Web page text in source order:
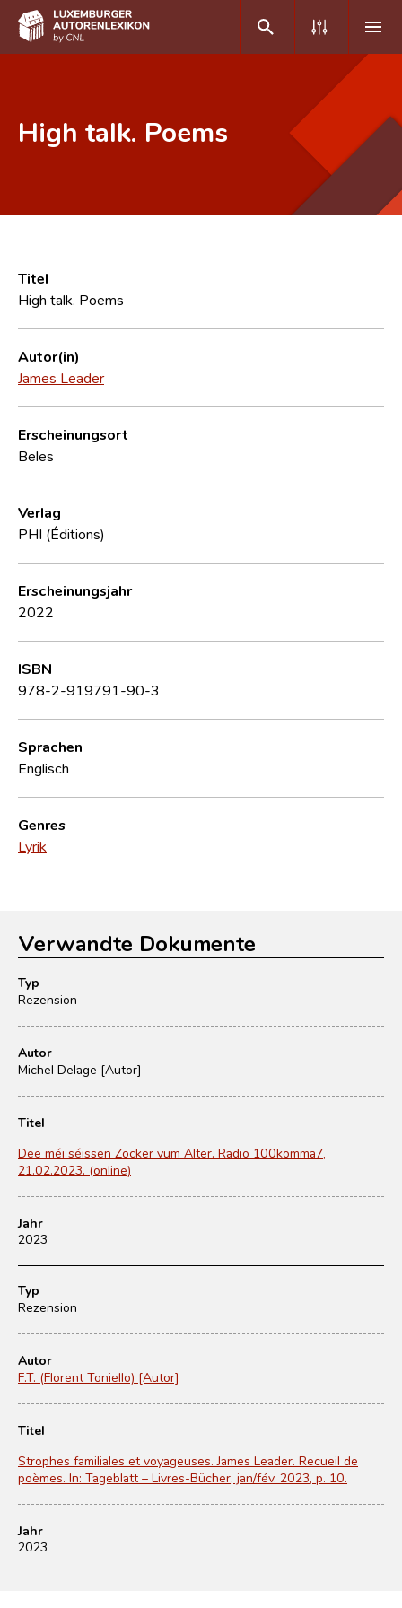
Häufige Fragen und Antworten
CNL
Forschungsgruppe
Kontakt
High talk. Poems
Titel
High talk. Poems
Autor(in)
James Leader
Erscheinungsort
Beles
Verlag
PHI (Éditions)
Erscheinungsjahr
2022
ISBN
978-2-919791-90-3
Sprachen
Englisch
Genres
Lyrik
Verwandte Dokumente
Typ
Rezension
Autor
Michel Delage [Autor]
Titel
Dee méi séissen Zocker vum Alter. Radio 100komma7,
21.02.2023. (online)
Jahr
2023
Typ
Rezension
Autor
F.T. (Florent Toniello) [Autor]
Titel
Strophes familiales et voyageuses. James Leader. Recueil de
poèmes. In: Tageblatt – Livres-Bücher, jan/fév. 2023, p. 10.
Jahr
2023